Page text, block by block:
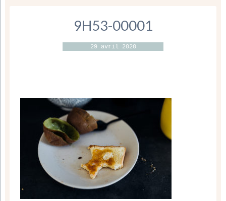
9H53-00001
29 avril 2020